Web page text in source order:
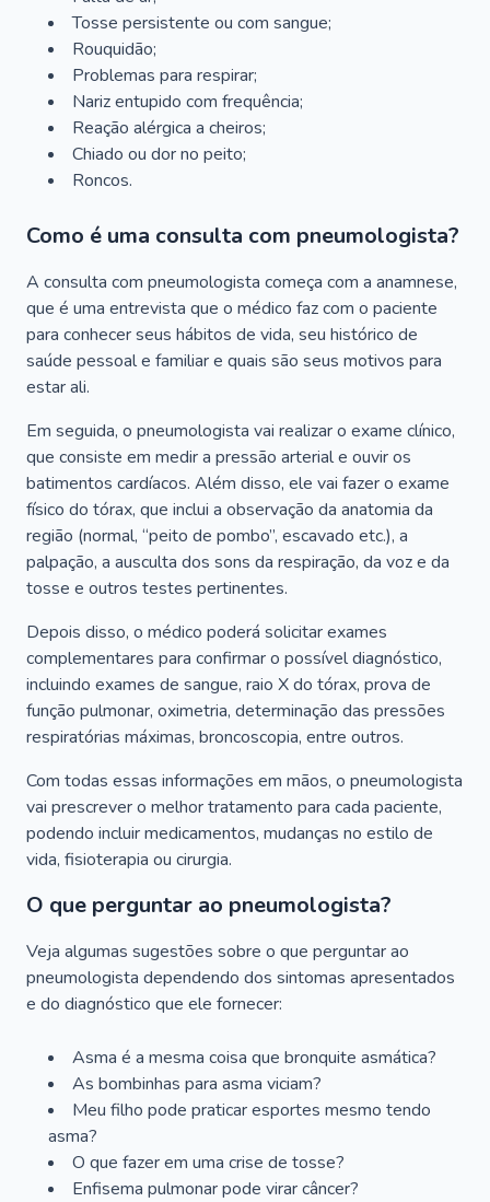
Tosse persistente ou com sangue;
Rouquidão;
Problemas para respirar;
Nariz entupido com frequência;
Reação alérgica a cheiros;
Chiado ou dor no peito;
Roncos.
Como é uma consulta com pneumologista?
A consulta com pneumologista começa com a anamnese,
que é uma entrevista que o médico faz com o paciente
para conhecer seus hábitos de vida, seu histórico de
saúde pessoal e familiar e quais são seus motivos para
estar ali.
Em seguida, o pneumologista vai realizar o exame clínico,
que consiste em medir a pressão arterial e ouvir os
batimentos cardíacos. Além disso, ele vai fazer o exame
físico do tórax, que inclui a observação da anatomia da
região (normal, “peito de pombo”, escavado etc.), a
palpação, a ausculta dos sons da respiração, da voz e da
tosse e outros testes pertinentes.
Depois disso, o médico poderá solicitar exames
complementares para confirmar o possível diagnóstico,
incluindo exames de sangue, raio X do tórax, prova de
função pulmonar, oximetria, determinação das pressões
respiratórias máximas, broncoscopia, entre outros.
Com todas essas informações em mãos, o pneumologista
vai prescrever o melhor tratamento para cada paciente,
podendo incluir medicamentos, mudanças no estilo de
vida, fisioterapia ou cirurgia.
O que perguntar ao pneumologista?
Veja algumas sugestões sobre o que perguntar ao
pneumologista dependendo dos sintomas apresentados
e do diagnóstico que ele fornecer:
Asma é a mesma coisa que bronquite asmática?
As bombinhas para asma viciam?
Meu filho pode praticar esportes mesmo tendo
asma?
O que fazer em uma crise de tosse?
Enfisema pulmonar pode virar câncer?